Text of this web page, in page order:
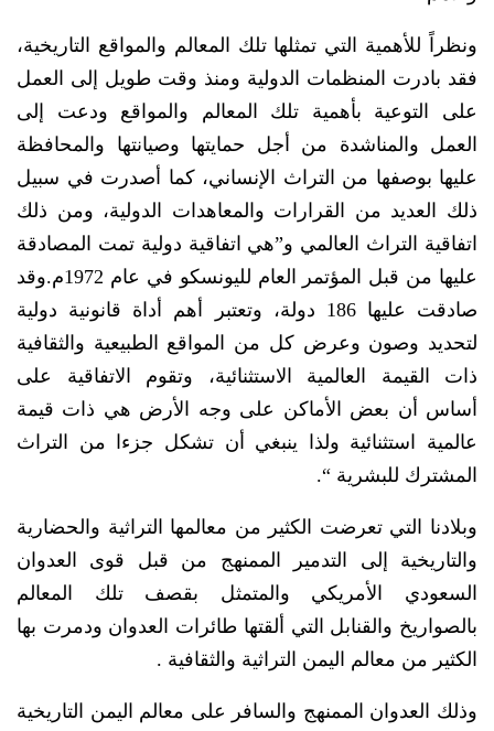
ونظراً للأهمية التي تمثلها تلك المعالم والمواقع التاريخية،
فقد بادرت المنظمات الدولية ومنذ وقت طويل إلى العمل
على التوعية بأهمية تلك المعالم والمواقع ودعت إلى
العمل والمناشدة من أجل حمايتها وصيانتها والمحافظة
عليها بوصفها من التراث الإنساني، كما أصدرت في سبيل
ذلك العديد من القرارات والمعاهدات الدولية، ومن ذلك
اتفاقية التراث العالمي و”هي اتفاقية دولية تمت المصادقة
عليها من قبل المؤتمر العام لليونسكو في عام 1972م.وقد
صادقت عليها 186 دولة، وتعتبر أهم أداة قانونية دولية
لتحديد وصون وعرض كل من المواقع الطبيعية والثقافية
ذات القيمة العالمية الاستثنائية، وتقوم الاتفاقية على
أساس أن بعض الأماكن على وجه الأرض هي ذات قيمة
عالمية استثنائية ولذا ينبغي أن تشكل جزءا من التراث
المشترك للبشرية “.
وبلادنا التي تعرضت الكثير من معالمها التراثية والحضارية
والتاريخية إلى التدمير الممنهج من قبل قوى العدوان
السعودي الأمريكي والمتمثل بقصف تلك المعالم
بالصواريخ والقنابل التي ألقتها طائرات العدوان ودمرت بها
الكثير من معالم اليمن التراثية والثقافية .
وذلك العدوان الممنهج والسافر على معالم اليمن التاريخية